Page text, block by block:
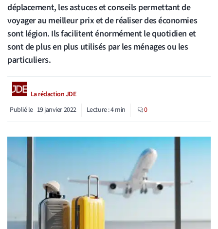
déplacement, les astuces et conseils permettant de
voyager au meilleur prix et de réaliser des économies
sont légion. Ils facilitent énormément le quotidien et
sont de plus en plus utilisés par les ménages ou les
particuliers.
La rédaction JDE
Publié le 19 janvier 2022 Lecture :4min 0